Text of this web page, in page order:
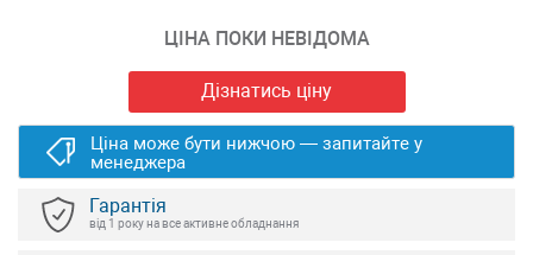
ЦІНА ПОКИ НЕВІДОМА
Дізнатись ціну
Ціна може бути нижчою — запитайте у
менеджера
Гарантія
від 1 року на все активне обладнання